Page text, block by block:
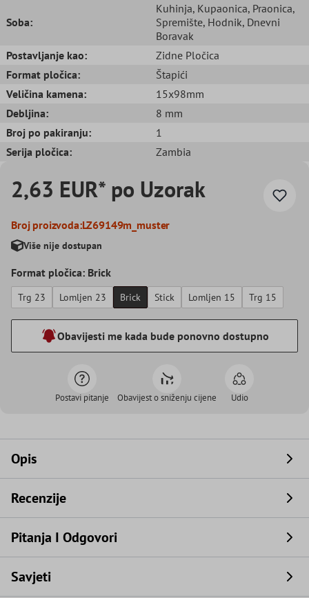
Soba:
Kuhinja, Kupaonica, Praonica,
Spremište, Hodnik, Dnevni
Boravak
Postavljanje kao:
Zidne Pločica
Format pločica:
Štapići
Veličina kamena:
15x98mm
Debljina:
8 mm
Broj po pakiranju:
1
Serija pločica:
Zambia
2,63 EUR* po Uzorak
Broj proizvoda:LZ69149m_muster
Više nije dostupan
Format pločica: Brick
Trg 23 Lomljen 23 Brick Stick Lomljen 15 Trg 15
Obavijesti me kada bude ponovno dostupno
Postavi pitanje Obavijest o sniženju cijene Udio
Opis
Recenzije
Pitanja I Odgovori
Savjeti